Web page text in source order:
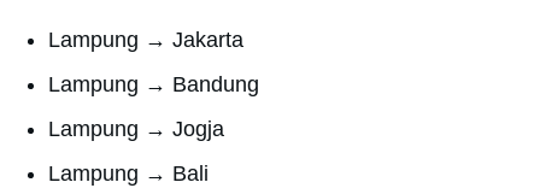
Lampung → Jakarta
Lampung → Bandung
Lampung → Jogja
Lampung → Bali